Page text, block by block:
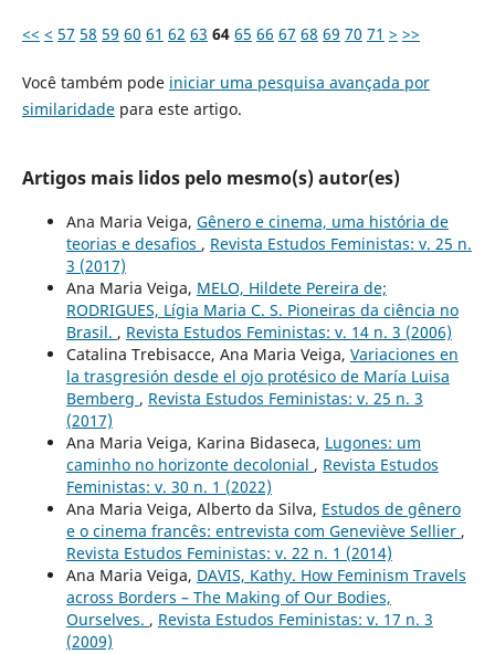
<< < 57 58 59 60 61 62 63 64 65 66 67 68 69 70 71 > >>
Você também pode iniciar uma pesquisa avançada por
similaridadepara este artigo.
Artigos mais lidos pelo mesmo(s) autor(es)
Ana Maria Veiga, Gênero e cinema, uma história de
teorias e desafios , Revista Estudos Feministas: v. 25 n.
3 (2017)
Ana Maria Veiga, MELO, Hildete Pereira de;
RODRIGUES, Lígia Maria C. S. Pioneiras da ciência no
Brasil. , Revista Estudos Feministas: v. 14 n. 3 (2006)
Catalina Trebisacce, Ana Maria Veiga, Variaciones en
la trasgresión desde el ojo protésico de María Luisa
Bemberg , Revista Estudos Feministas: v. 25 n. 3
(2017)
Ana Maria Veiga, Karina Bidaseca, Lugones: um
caminho no horizonte decolonial , Revista Estudos
Feministas: v. 30 n. 1 (2022)
Ana Maria Veiga, Alberto da Silva, Estudos de gênero
e o cinema francês: entrevista com Geneviève Sellier ,
Revista Estudos Feministas: v. 22 n. 1 (2014)
Ana Maria Veiga, DAVIS, Kathy. How Feminism Travels
across Borders – The Making of Our Bodies,
Ourselves. , Revista Estudos Feministas: v. 17 n. 3
(2009)